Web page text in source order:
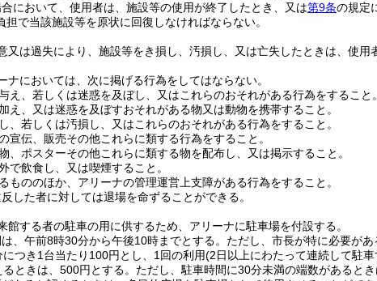
において、使用者は、施設等の使用が終了したとき、又は第9条の規定
担で当該施設等を原状に回復しなければならない。
又は過失により、施設等をき損し、汚損し、又は亡失したときは、使用
ナにおいては、次に掲げる行為をしてはならない。
え、若しくは迷惑を及ぼし、又はこれらのおそれがある行為をすること。
え、又は迷惑を及ぼすおそれがある物又は動物を携帯すること。
、若しくは汚損し、又はこれらのおそれがある行為をすること。
宣伝、販売その他これらに類する行為をすること。
、ポスターその他これらに類する物を配布し、又は掲示すること。
で飲食し、又は喫煙すること。
もののほか、アリーナの管理運営上支障がある行為をすること。
した者に対しては退場を命ずることができる。
館する者の駐車の用に供するため、アリーナに駐車場を付設する。
、午前8時30分から午後10時までとする。 ただし、市長が特に必要が
つき1台当たり100円とし、1回の利用(2日以上にわたって連続して駐
ときは、500円とする。 ただし、駐車時間に30分未満の端数があると